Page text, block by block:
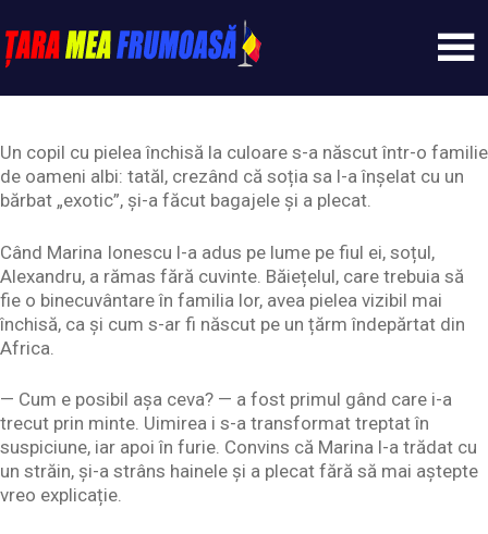
to
content
Tarameafrumoasa
Un copil cu pielea închisă la culoare s-a născut într-o familie
de oameni albi: tatăl, crezând că soția sa l-a înșelat cu un
bărbat „exotic”, și-a făcut bagajele și a plecat.
Când Marina Ionescu l-a adus pe lume pe fiul ei, soțul,
Alexandru, a rămas fără cuvinte. Băiețelul, care trebuia să
fie o binecuvântare în familia lor, avea pielea vizibil mai
închisă, ca și cum s-ar fi născut pe un țărm îndepărtat din
Africa.
— Cum e posibil așa ceva? — a fost primul gând care i-a
trecut prin minte. Uimirea i s-a transformat treptat în
suspiciune, iar apoi în furie. Convins că Marina l-a trădat cu
un străin, și-a strâns hainele și a plecat fără să mai aștepte
vreo explicație.